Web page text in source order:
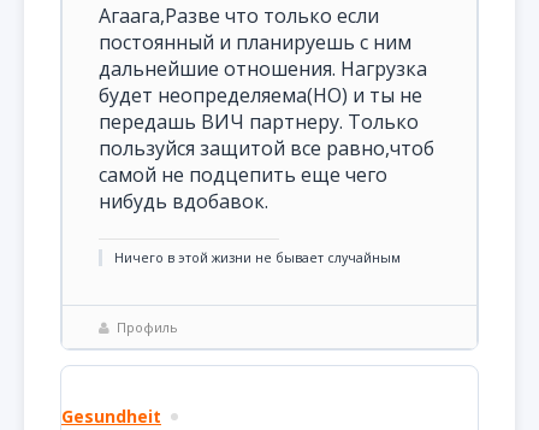
Агаага,Разве что только если
постоянный и планируешь с ним
дальнейшие отношения. Нагрузка
будет неопределяема(НО) и ты не
передашь ВИЧ партнеру. Только
пользуйся защитой все равно,чтоб
самой не подцепить еще чего
нибудь вдобавок.
Ничего в этой жизни не бывает случайным
Профиль
Gesundheit